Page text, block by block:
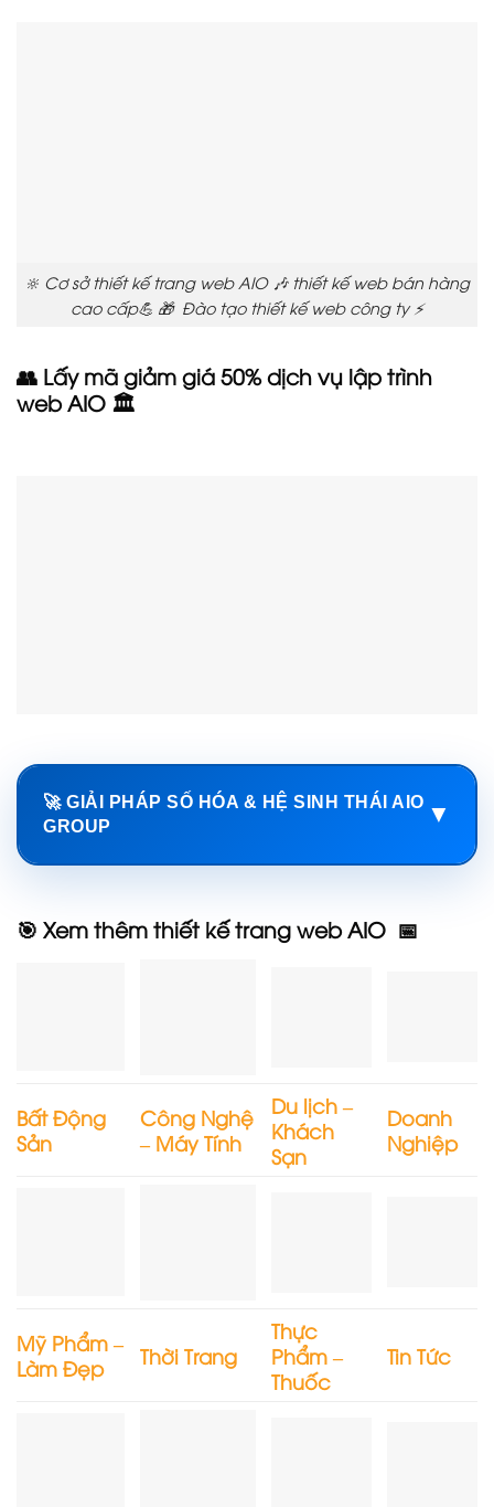
🔆 Cơ sở thiết kế trang web AIO 🎶 thiết kế web bán hàng
cao cấp💪 🎁 Đào tạo thiết kế web công ty ⚡
👥 Lấy mã giảm giá 50% dịch vụ lập trình
web AIO 🏛️
🚀 GIẢI PHÁP SỐ HÓA & HỆ SINH THÁI AIO
GROUP
▼
🎯 Xem thêm thiết kế trang web AIO 📅
Bất Động
Sản
Công Nghệ
– Máy Tính
Du lịch –
Khách
Sạn
Doanh
Nghiệp
Mỹ Phẩm –
Làm Đẹp
Thời Trang
Thực
Phẩm –
Thuốc
Tin Tức